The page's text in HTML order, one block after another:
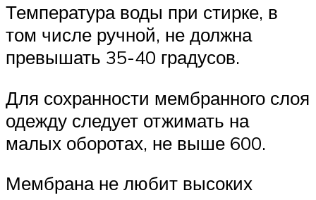
Температура воды при стирке, в
том числе ручной, не должна
превышать 35-40 градусов.
Для сохранности мембранного слоя
одежду следует отжимать на
малых оборотах, не выше 600.
Мембрана не любит высоких